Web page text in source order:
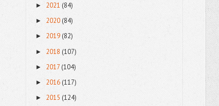
► 2021 (84)
► 2020(84)
► 2019(82)
► 2018 (107)
► 2017 (104)
► 2016(117)
► 2015 (124)